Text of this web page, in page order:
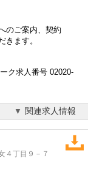
のご案内、契約
きます。
ク求人番号 02020-
関連求人情報
丁目９－７